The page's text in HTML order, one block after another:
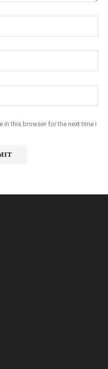
in this browser for the next time I